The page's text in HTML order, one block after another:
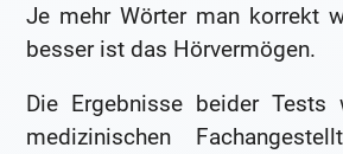
Je mehr Wörter man korrekt
besser ist das Hörvermögen.
Die Ergebnisse beider Tests
medizinischen